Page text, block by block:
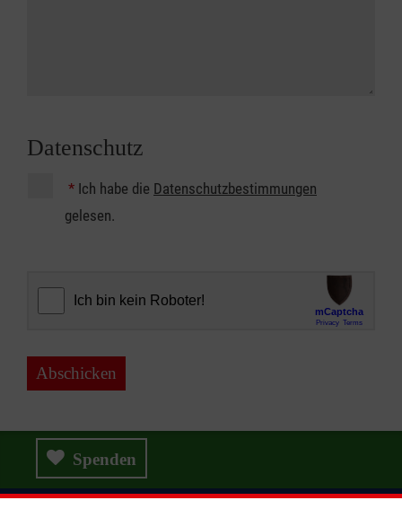
Datenschutz
* Ich habe die Datenschutzbestimmungen
gelesen.
Abschicken
Spenden